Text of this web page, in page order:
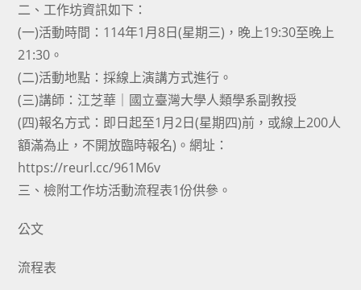
二、工作坊資訊如下：
(一)活動時間：114年1月8日(星期三)，晚上19:30至晚上
21:30。
(二)活動地點：採線上演講方式進行。
(三)講師：江芝華｜國立臺灣大學人類學系副教授
(四)報名方式：即日起至1月2日(星期四)前，或線上200人
額滿為止，不開放臨時報名)。網址：
https://reurl.cc/961M6v
三、檢附工作坊活動流程表1份供參。
公文
流程表